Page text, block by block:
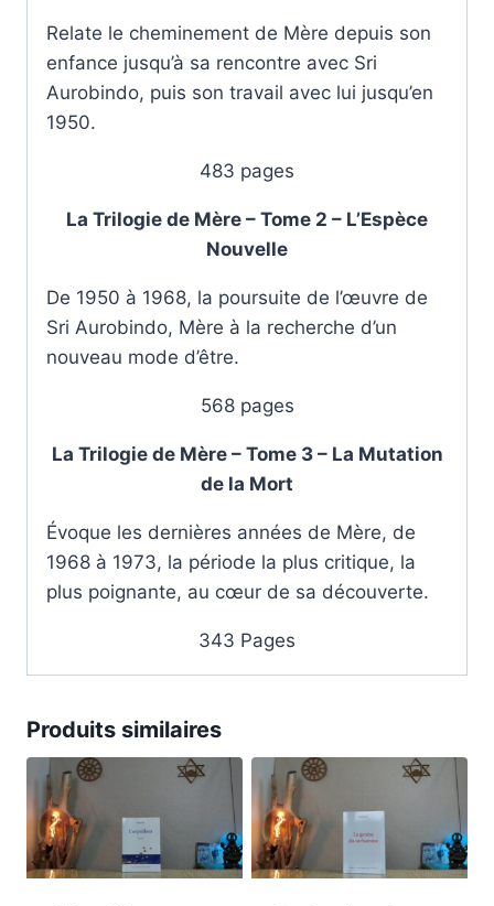
Relate le cheminement de Mère depuis son
enfance jusqu’à sa rencontre avec Sri
Aurobindo, puis son travail avec lui jusqu’en
1950.
483 pages
La Trilogie de Mère – Tome 2 – L’Espèce
Nouvelle
De 1950 à 1968, la poursuite de l’œuvre de
Sri Aurobindo, Mère à la recherche d’un
nouveau mode d’être.
568 pages
La Trilogie de Mère – Tome 3 – La Mutation
de la Mort
Évoque les dernières années de Mère, de
1968 à 1973, la période la plus critique, la
plus poignante, au cœur de sa découverte.
343 Pages
Produits similaires